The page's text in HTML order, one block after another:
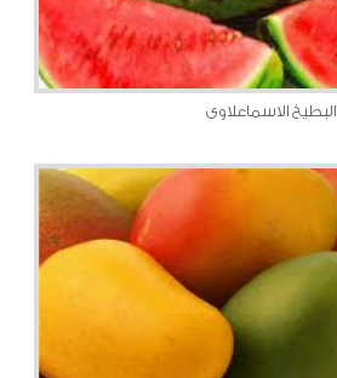
البطيخ الاسماعلاوى